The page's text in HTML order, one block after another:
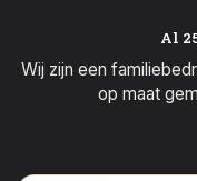
Al
Wij zijn een
op maat